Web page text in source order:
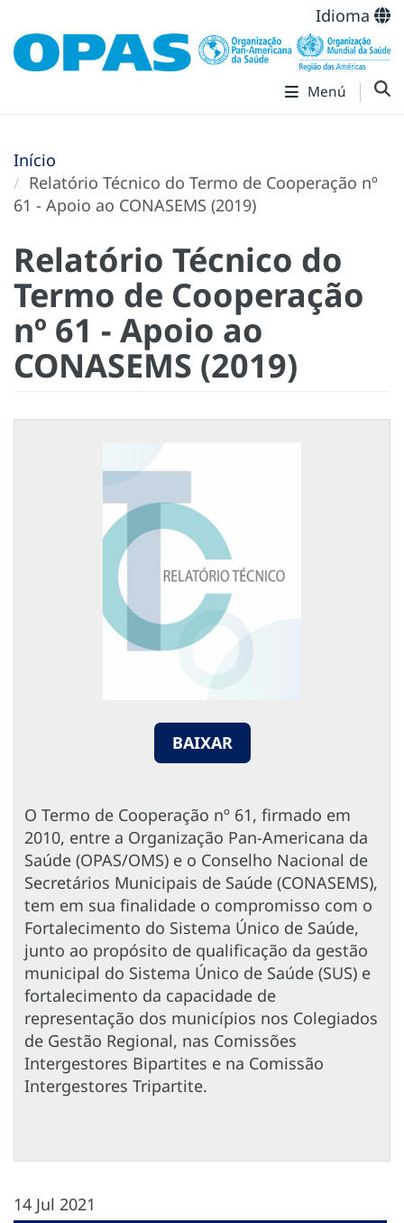
Idioma
Menú
Início
Relatório Técnico do Termo de Cooperação nº
61 - Apoio ao CONASEMS (2019)
Relatório Técnico do
Termo de Cooperação
nº 61 - Apoio ao
CONASEMS (2019)
BAIXAR
O Termo de Cooperação nº 61, firmado em
2010, entre a Organização Pan-Americana da
Saúde (OPAS/OMS) e o Conselho Nacional de
Secretários Municipais de Saúde (CONASEMS),
tem em sua finalidade o compromisso com o
Fortalecimento do Sistema Único de Saúde,
junto ao propósito de qualificação da gestão
municipal do Sistema Único de Saúde (SUS) e
fortalecimento da capacidade de
representação dos municípios nos Colegiados
de Gestão Regional, nas Comissões
Intergestores Bipartites e na Comissão
Intergestores Tripartite.
14 Jul 2021